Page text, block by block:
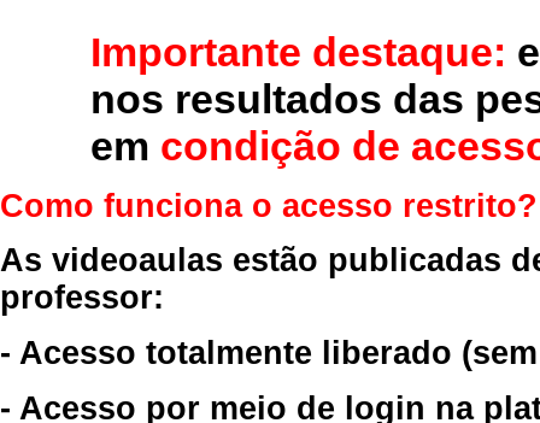
Importante destaque:
nos resultados das
em condição de
Como funciona o acesso restrito?
As videoaulas estão publicadas
professor:
- Acesso totalmente liberado
- Acesso por meio de login na